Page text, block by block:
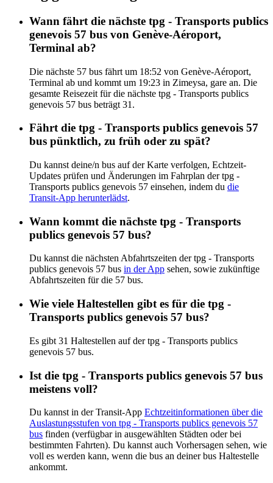
Wann fährt die nächste tpg - Transports publics
genevois 57 bus von Genève-Aéroport,
Terminal ab?
Die nächste 57 bus fährt um 18:52 von Genève-Aéroport,
Terminal ab und kommt um 19:23 in Zimeysa, gare an. Die
gesamte Reisezeit für die nächste tpg - Transports publics
genevois 57 bus beträgt 31.
Fährt die tpg - Transports publics genevois 57
bus pünktlich, zu früh oder zu spät?
Du kannst deine/n bus auf der Karte verfolgen, Echtzeit-
Updates prüfen und Änderungen im Fahrplan der tpg -
Transports publics genevois 57 einsehen, indem du die
Transit-App herunterlädst.
Wann kommt die nächste tpg - Transports
publics genevois 57 bus?
Du kannst die nächsten Abfahrtszeiten der tpg - Transports
publics genevois 57 bus in der App sehen, sowie zukünftige
Abfahrtszeiten für die 57 bus.
Wie viele Haltestellen gibt es für die tpg -
Transports publics genevois 57 bus?
Es gibt 31 Haltestellen auf der tpg - Transports publics
genevois 57 bus.
Ist die tpg - Transports publics genevois 57 bus
meistens voll?
Du kannst in der Transit-App Echtzeitinformationen über die
Auslastungsstufen von tpg - Transports publics genevois 57
bus finden (verfügbar in ausgewählten Städten oder bei
bestimmten Fahrten). Du kannst auch Vorhersagen sehen, wie
voll es werden kann, wenn die bus an deiner bus Haltestelle
ankommt.